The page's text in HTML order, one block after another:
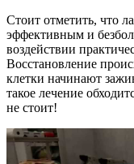
Стоит отметить, что
эффективным и
воздействии
Восстановление
клетки начинают
такое лечение
не стоит!